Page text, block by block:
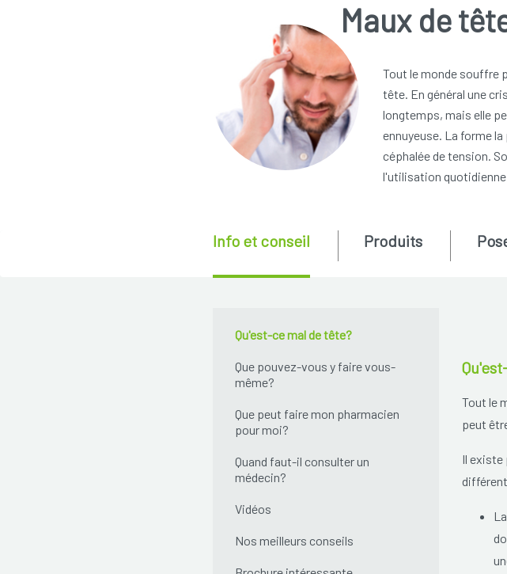
Maux de
Tout le monde souffre
tête. En général une
longtemps, mais elle
ennuyeuse. La forme
céphalée de tension.
l'utilisation quotidienne
Qu'est-ce mal de tête?
Que pouvez-vous y faire vous-
même?
Que peut faire mon pharmacien
pour moi?
Quand faut-il consulter un
médecin?
Vidéos
Nos meilleurs conseils
Info et conseil Produits
Tout le
peut
Il existe